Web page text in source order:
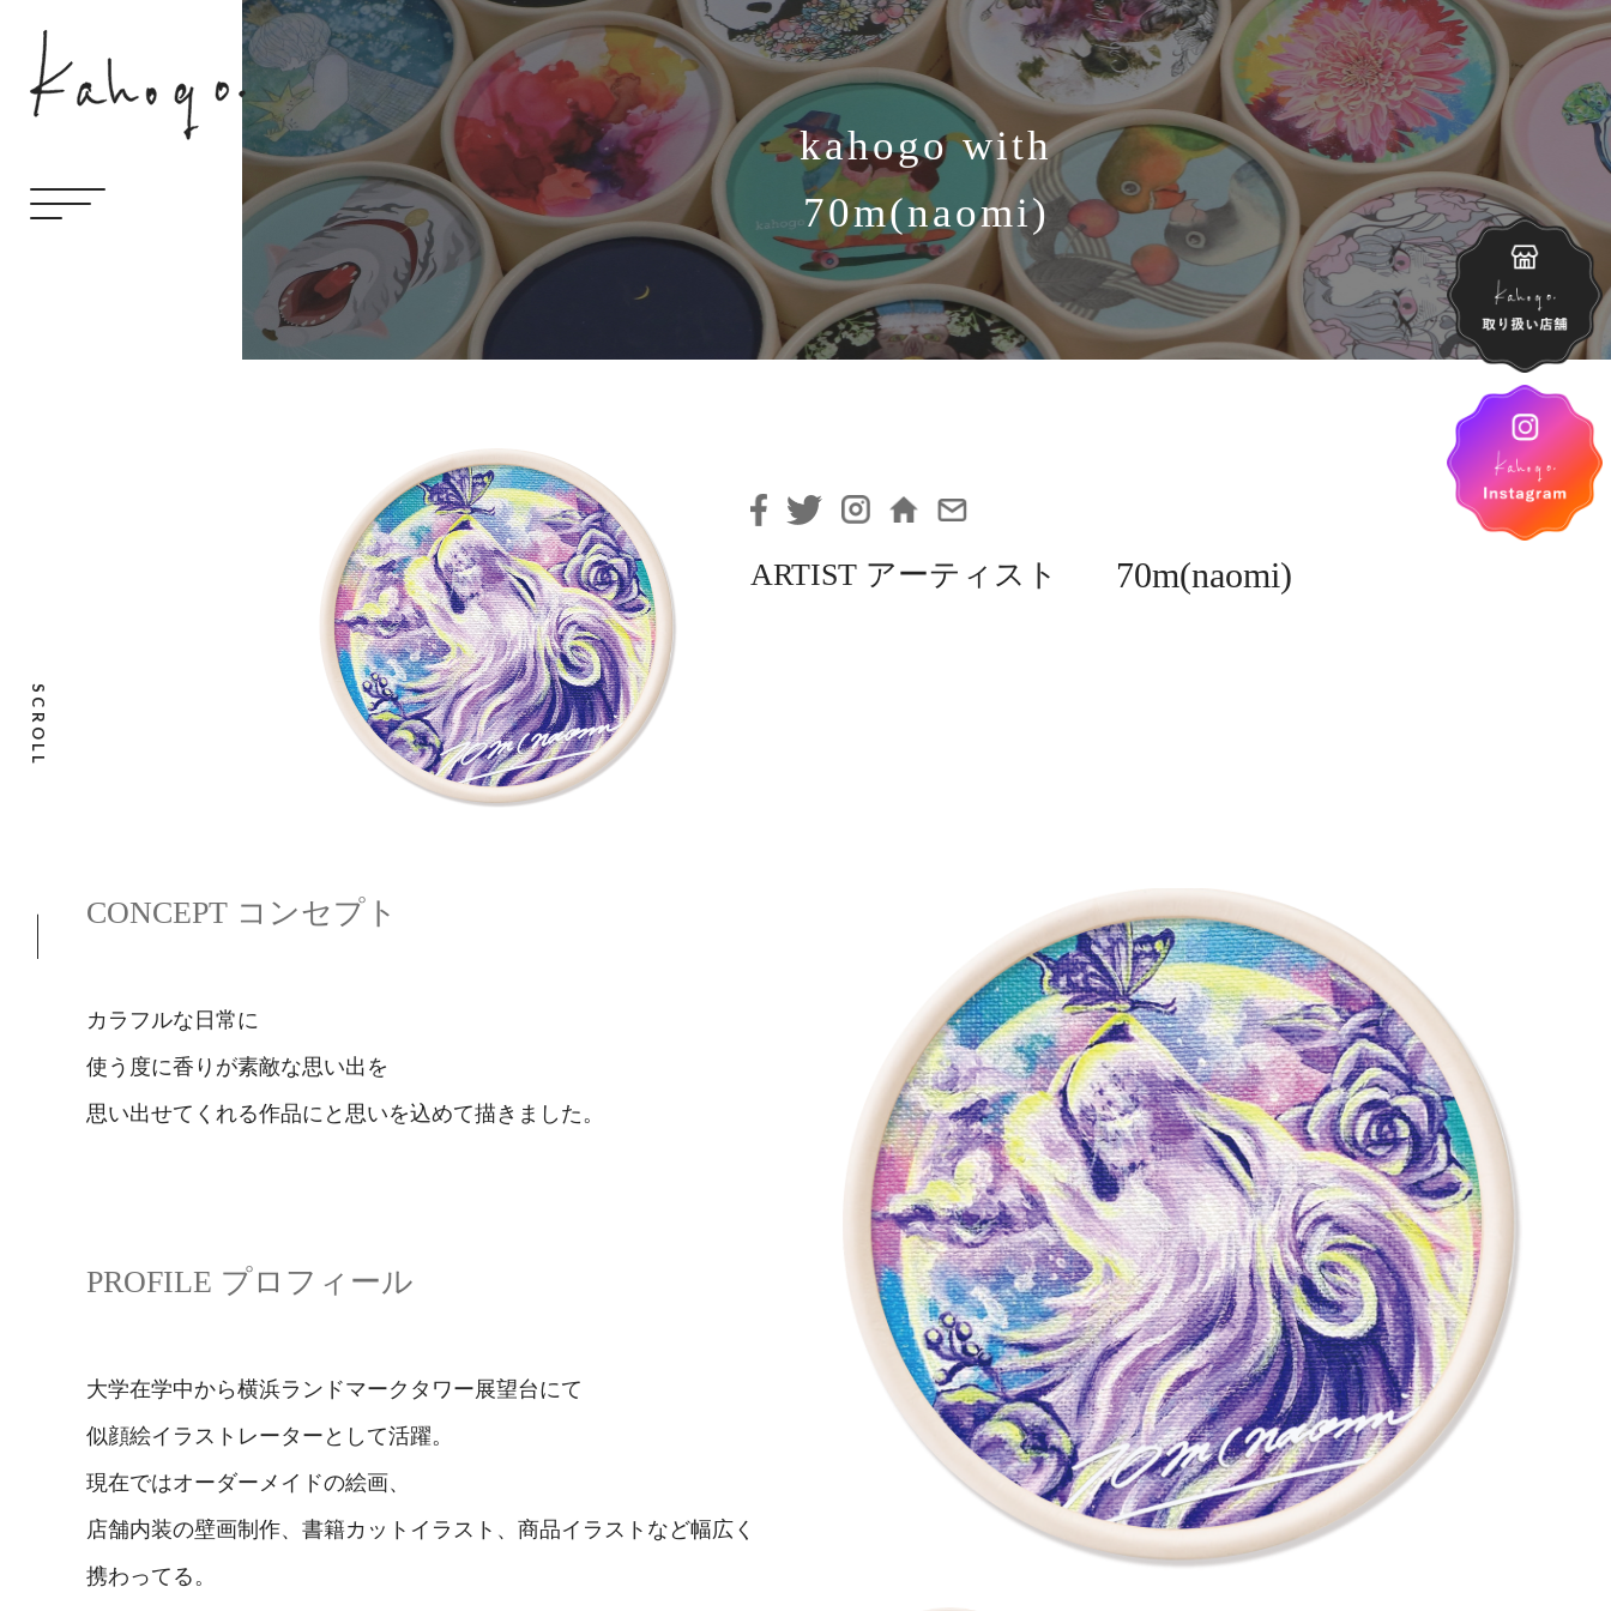
kahogo with
70m(naomi)
SCROLL
ARTIST アーティスト 70m(naomi)
CONCEPT コンセプト
カラフルな日常に
使う度に香りが素敵な思い出を
思い出せてくれる作品にと思いを込めて描きました。
PROFILE プロフィール
大学在学中から横浜ランドマークタワー展望台にて
似顔絵イラストレーターとして活躍。
現在ではオーダーメイドの絵画、
店舗内装の壁画制作、書籍カットイラスト、商品イラストなど幅広く
携わってる。